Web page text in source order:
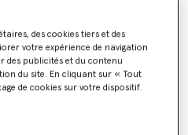
des cookies tiers et des
votre expérience de navigation
des publicités et du contenu
du site. En cliquant sur « Tout
de cookies sur votre dispositif.